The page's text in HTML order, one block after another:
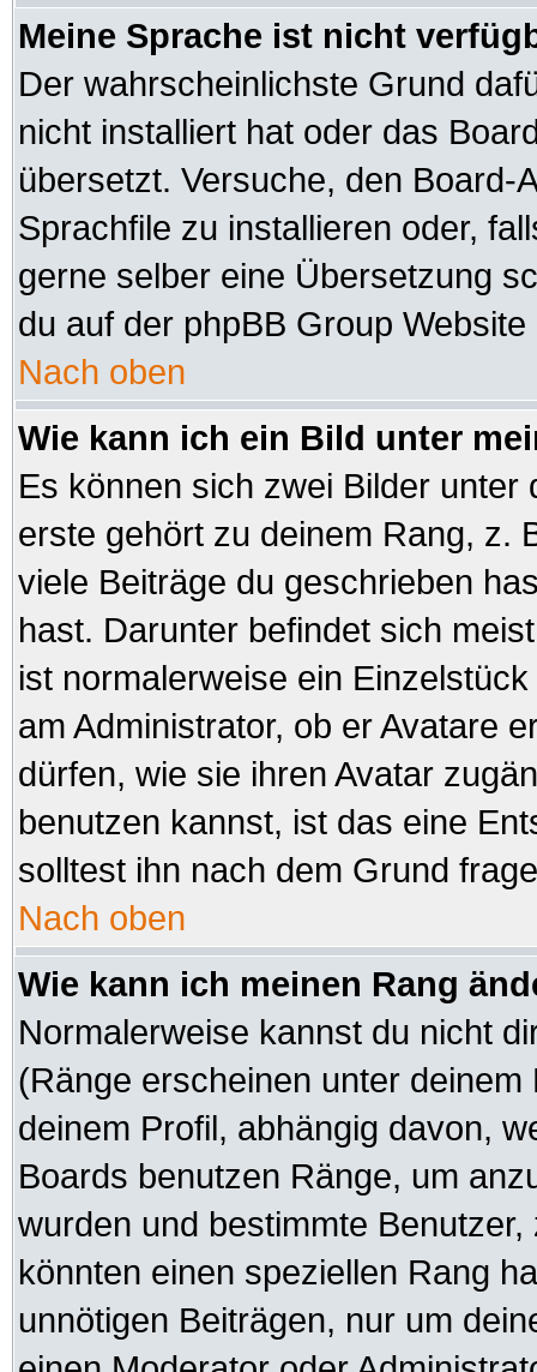
Meine Sprache ist nicht
Der wahrscheinlichste Grund
nicht installiert hat oder das
übersetzt. Versuche, den
Sprachfile zu installieren oder,
gerne selber eine Übersetzung
du auf der phpBB Group
Nach oben
Wie kann ich ein Bild unter
Es können sich zwei Bilder
erste gehört zu deinem Rang, z.
viele Beiträge du geschrieben
hast. Darunter befindet sich
ist normalerweise ein
am Administrator, ob er Avatare
dürfen, wie sie ihren Avatar
benutzen kannst, ist das eine
solltest ihn nach dem Grund
Nach oben
Wie kann ich meinen Rang
Normalerweise kannst du nicht
(Ränge erscheinen unter
deinem Profil, abhängig davon,
Boards benutzen Ränge, um
wurden und bestimmte
könnten einen speziellen Rang
unnötigen Beiträgen, nur um